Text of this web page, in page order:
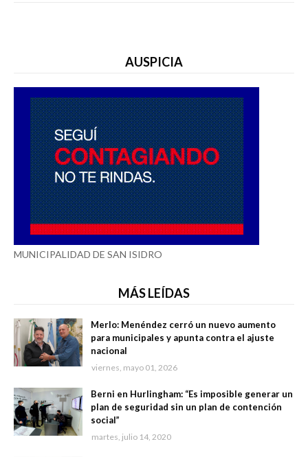
AUSPICIA
MUNICIPALIDAD DE SAN ISIDRO
MÁS LEÍDAS
Merlo: Menéndez cerró un nuevo aumento
para municipales y apunta contra el ajuste
nacional
viernes, mayo 01, 2026
Berni en Hurlingham: “Es imposible generar un
plan de seguridad sin un plan de contención
social”
martes, julio 14, 2020